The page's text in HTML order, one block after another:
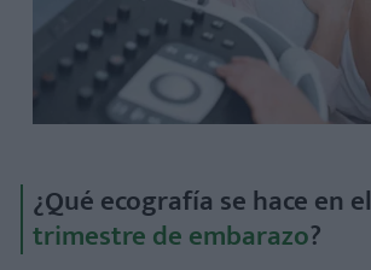
¿Qué ecografía se hace en el
trimestre de embarazo?